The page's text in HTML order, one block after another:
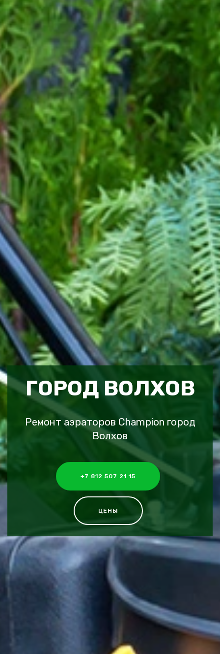
ГОРОД ВОЛХОВ
Ремонт аэраторов Champion город
Волхов
+7 812 507 21 15
ЦЕНЫ